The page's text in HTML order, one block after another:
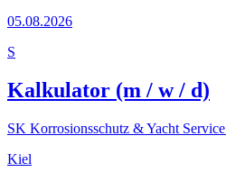
05.08.2026
S
Kalkulator (m / w / d)
SK Korrosionsschutz & Yacht
Kiel